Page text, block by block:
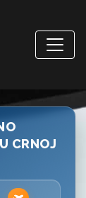
CRNOJ